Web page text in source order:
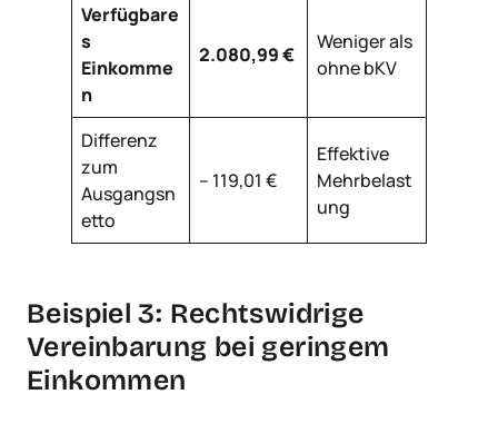
Verfügbare
s
Einkomme
n
2.080,99 €
Weniger als
ohne bKV
Differenz
zum
Ausgangsn
etto
– 119,01 €
Effektive
Mehrbelast
ung
Beispiel 3: Rechtswidrige
Vereinbarung bei geringem
Einkommen